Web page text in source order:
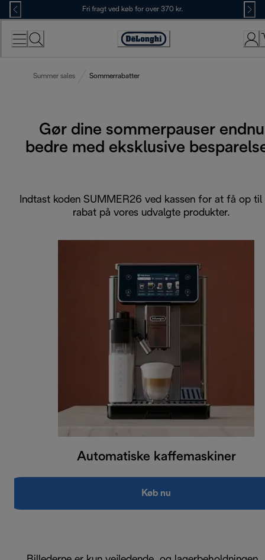
Skip
to
Content
Fri fragt ved køb for over 370 kr.
Accessibility
Summer sales Sommerrabatter
Gør dine sommerpauser endnu
bedre med eksklusive
Indtast koden SUMMER26 ved kassen for at få op til
rabat på vores udvalgte produkter.
Automatiske kaffemaskiner
Køb nu